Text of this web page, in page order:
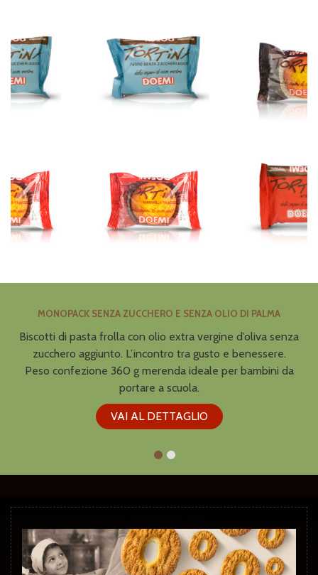
MONOPACK SENZA ZUCCHERO E SENZA OLIO DI PALMA
Biscotti di pasta frolla con olio extra vergine d’oliva senza
zucchero aggiunto. L’incontro tra gusto e benessere.
Peso confezione 360 g merenda ideale per bambini da
portare a scuola.
VAI AL DETTAGLIO